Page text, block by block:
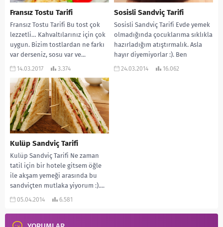
Fransız Tostu Tarifi
Fransız Tostu Tarifi Bu tost çok
lezzetli… Kahvaltılarınız için çok
uygun. Bizim tostlardan ne farkı
var derseniz, sosu var ve...
14.03.2017 3.374
Sosisli Sandviç Tarifi
Sosisli Sandviç Tarifi Evde yemek
olmadığında çocuklarıma sıklıkla
hazırladığım atıştırmalık. Asla
hayır diyemiyorlar :). Ben
içerisine az şey koyuyorum. Siz...
24.03.2014 16.062
Kulüp Sandviç Tarifi
Kulüp Sandviç Tarifi Ne zaman
tatil için bir hotele gitsem öğle
ile akşam yemeği arasında bu
sandviçten mutlaka yiyorum :)....
05.04.2014 6.581